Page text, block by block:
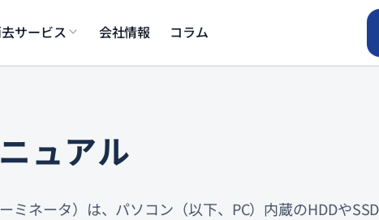
サービス 会社情報 コラム
ュアル
ネータ）は、パソコン（以下、PC）内蔵のHDDや